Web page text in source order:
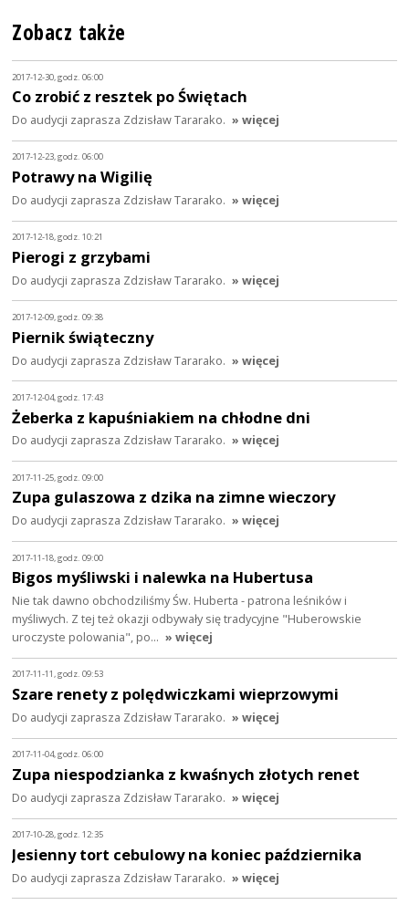
Zobacz także
2017-12-30, godz. 06:00
Co zrobić z resztek po Świętach
Do audycji zaprasza Zdzisław Tararako. » więcej
2017-12-23, godz. 06:00
Potrawy na Wigilię
Do audycji zaprasza Zdzisław Tararako. » więcej
2017-12-18, godz. 10:21
Pierogi z grzybami
Do audycji zaprasza Zdzisław Tararako. » więcej
2017-12-09, godz. 09:38
Piernik świąteczny
Do audycji zaprasza Zdzisław Tararako. » więcej
2017-12-04, godz. 17:43
Żeberka z kapuśniakiem na chłodne dni
Do audycji zaprasza Zdzisław Tararako. » więcej
2017-11-25, godz. 09:00
Zupa gulaszowa z dzika na zimne wieczory
Do audycji zaprasza Zdzisław Tararako. » więcej
2017-11-18, godz. 09:00
Bigos myśliwski i nalewka na Hubertusa
Nie tak dawno obchodziliśmy Św. Huberta - patrona leśników i
myśliwych. Z tej też okazji odbywały się tradycyjne "Huberowskie
uroczyste polowania", po… » więcej
2017-11-11, godz. 09:53
Szare renety z polędwiczkami wieprzowymi
Do audycji zaprasza Zdzisław Tararako. » więcej
2017-11-04, godz. 06:00
Zupa niespodzianka z kwaśnych złotych renet
Do audycji zaprasza Zdzisław Tararako. » więcej
2017-10-28, godz. 12:35
Jesienny tort cebulowy na koniec października
Do audycji zaprasza Zdzisław Tararako. » więcej